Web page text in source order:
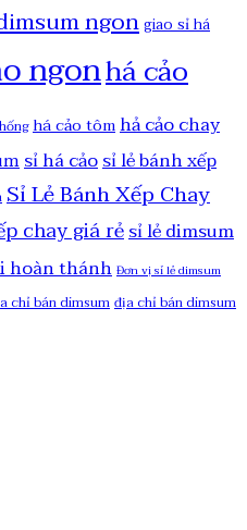
ngongiao sỉ há
ngonhá cảo
há cảo tômhả cảo chay
sỉ há cảosỉ lẻ bánh xếp
Sỉ Lẻ Bánh Xếp Chay
chay giá rẻsỉ lẻ dimsum
hoàn thánh Đơn vị sỉ lẻ dimsum
chỉ bán dimsumđịa chỉ bán dimsum